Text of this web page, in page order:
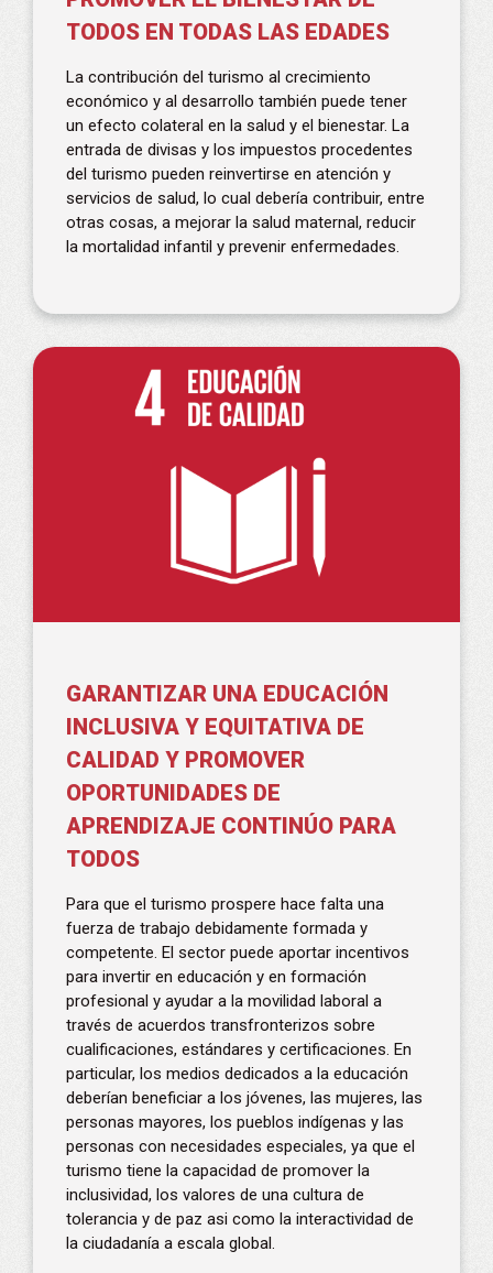
TODOS EN TODAS LAS EDADES
La contribución del turismo al crecimiento
económico y al desarrollo también puede tener
un efecto colateral en la salud y el bienestar. La
entrada de divisas y los impuestos procedentes
del turismo pueden reinvertirse en atención y
servicios de salud, lo cual debería contribuir, entre
otras cosas, a mejorar la salud maternal, reducir
la mortalidad infantil y prevenir enfermedades.
GARANTIZAR UNA EDUCACIÓN
INCLUSIVA Y EQUITATIVA DE
CALIDAD Y PROMOVER
OPORTUNIDADES DE
APRENDIZAJE CONTINÚO PARA
TODOS
Para que el turismo prospere hace falta una
fuerza de trabajo debidamente formada y
competente. El sector puede aportar incentivos
para invertir en educación y en formación
profesional y ayudar a la movilidad laboral a
través de acuerdos transfronterizos sobre
cualificaciones, estándares y certificaciones. En
particular, los medios dedicados a la educación
deberían beneficiar a los jóvenes, las mujeres, las
personas mayores, los pueblos indígenas y las
personas con necesidades especiales, ya que el
turismo tiene la capacidad de promover la
inclusividad, los valores de una cultura de
tolerancia y de paz asi como la interactividad de
la ciudadanía a escala global.